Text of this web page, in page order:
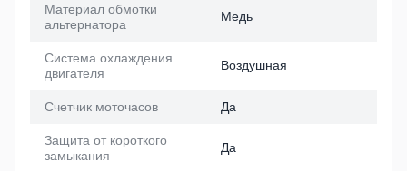
Материал обмотки
альтернатора
Медь
Система охлаждения
двигателя
Воздушная
Счетчик моточасов Да
Защита от короткого
замыкания
Да